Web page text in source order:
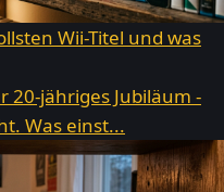
Wii-Titel und was
20-jähriges Jubiläum -
Was einst...